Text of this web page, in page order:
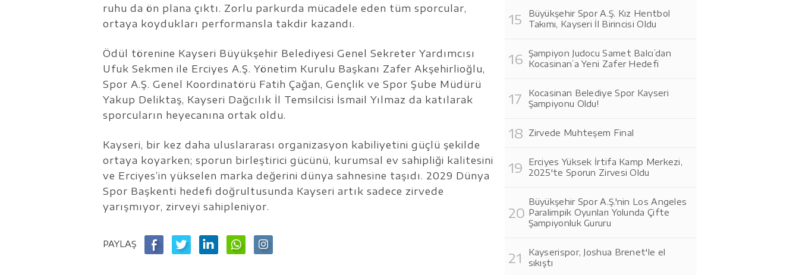
ruhu da ön plana çıktı. Zorlu parkurda mücadele eden tüm sporcular,
ortaya koydukları performansla takdir kazandı.
Ödül törenine Kayseri Büyükşehir Belediyesi Genel Sekreter Yardımcısı
Ufuk Sekmen ile Erciyes A.Ş. Yönetim Kurulu Başkanı Zafer Akşehirlioğlu,
Spor A.Ş. Genel Koordinatörü Fatih Çağan, Gençlik ve Spor Şube Müdürü
Yakup Deliktaş, Kayseri Dağcılık İl Temsilcisi İsmail Yılmaz da katılarak
sporcuların heyecanına ortak oldu.
Kayseri, bir kez daha uluslararası organizasyon kabiliyetini güçlü şekilde
ortaya koyarken; sporun birleştirici gücünü, kurumsal ev sahipliği kalitesini
ve Erciyes’in yükselen marka değerini dünya sahnesine taşıdı. 2029 Dünya
Spor Başkenti hedefi doğrultusunda Kayseri artık sadece zirvede
yarışmıyor, zirveyi sahipleniyor.
PAYLAŞ
Büyükşehir Spor A.Ş. Kız Hentbol
Takımı, Kayseri İl Birincisi Oldu
Şampiyon Judocu Samet Balcı’dan
Kocasinan’a Yeni Zafer Hedefi
Kocasinan Belediye Spor Kayseri
Şampiyonu Oldu!
Zirvede Muhteşem Final
Erciyes Yüksek İrtifa Kamp Merkezi,
2025'te Sporun Zirvesi Oldu
Büyükşehir Spor A.Ş.'nin Los Angeles
Paralimpik Oyunları Yolunda Çifte
Şampiyonluk Gururu
Kayserispor, Joshua Brenet'le el
sıkıştı